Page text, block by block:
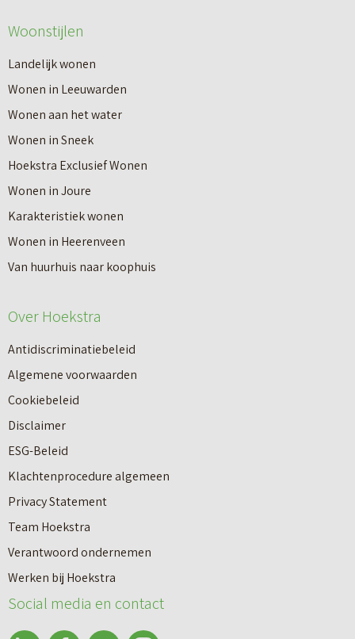
Nieuwbouw
e
r
I
n
8
s
t
a
p
p
n
n
a
a
r
e
e
n
n
i
e
u
e
o
v
e
r
V
a
n
n
e
Woonstijlen
Landelijk wonen
Wonen in Leeuwarden
Wonen aan het water
Wonen in Sneek
Hoekstra Exclusief Wonen
Wonen in Joure
Karakteristiek wonen
Wonen in Heerenveen
Van huurhuis naar koophuis
Over Hoekstra
Antidiscriminatiebeleid
Algemene voorwaarden
Cookiebeleid
Disclaimer
ESG-Beleid
Klachtenprocedure algemeen
Privacy Statement
Team Hoekstra
Verantwoord ondernemen
Werken bij Hoekstra
Social media en contact